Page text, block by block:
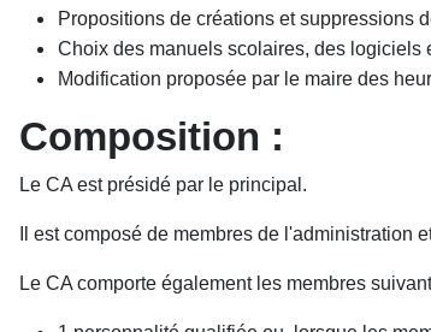
Propositions de créations et suppressions
Choix des manuels scolaires, des logiciels
Modification proposée par le maire des
Composition :
Le CA est présidé par le principal.
Il est composé de membres de l'administration
Le CA comporte également les membres